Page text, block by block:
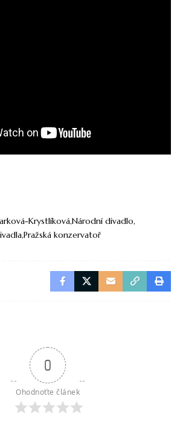
KrystlíkováNárodní divadlo
Pražská konzervatoř
0
Ohodnoťte článek